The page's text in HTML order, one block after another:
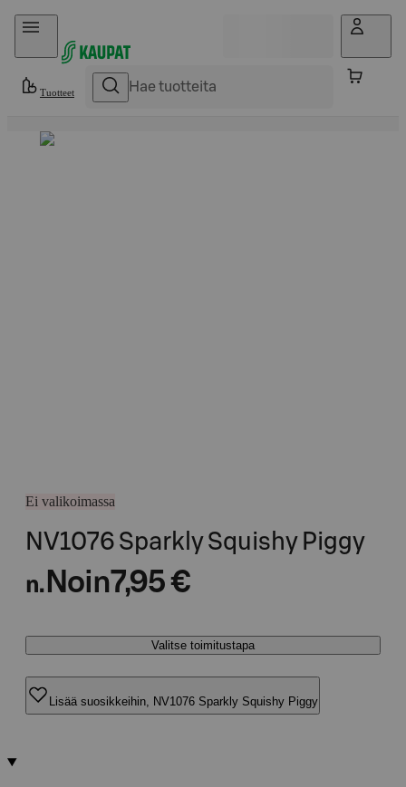
Hyppää sisältöön
Tuotteet
Ei valikoimassa
NV1076 Sparkly Squishy Piggy
n. Noin7,95 €
Valitse toimitustapa
Lisää suosikkeihin, NV1076 Sparkly Squishy Piggy